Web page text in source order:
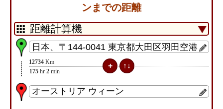
ンまでの距離
12734 Km
175 hr 2 min